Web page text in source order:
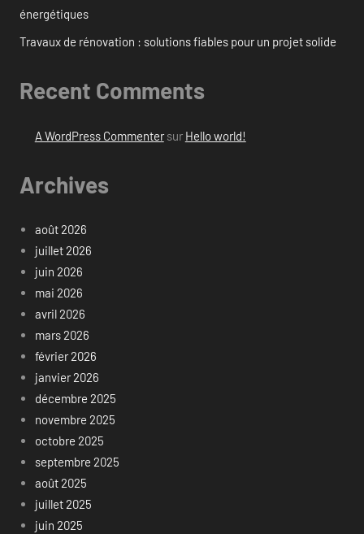
énergétiques
Travaux de rénovation : solutions fiables pour un projet solide
Recent Comments
A WordPress Commentersur Hello world!
Archives
août 2026
juillet 2026
juin 2026
mai 2026
avril 2026
mars 2026
février 2026
janvier 2026
décembre 2025
novembre 2025
octobre 2025
septembre 2025
août 2025
juillet 2025
juin 2025